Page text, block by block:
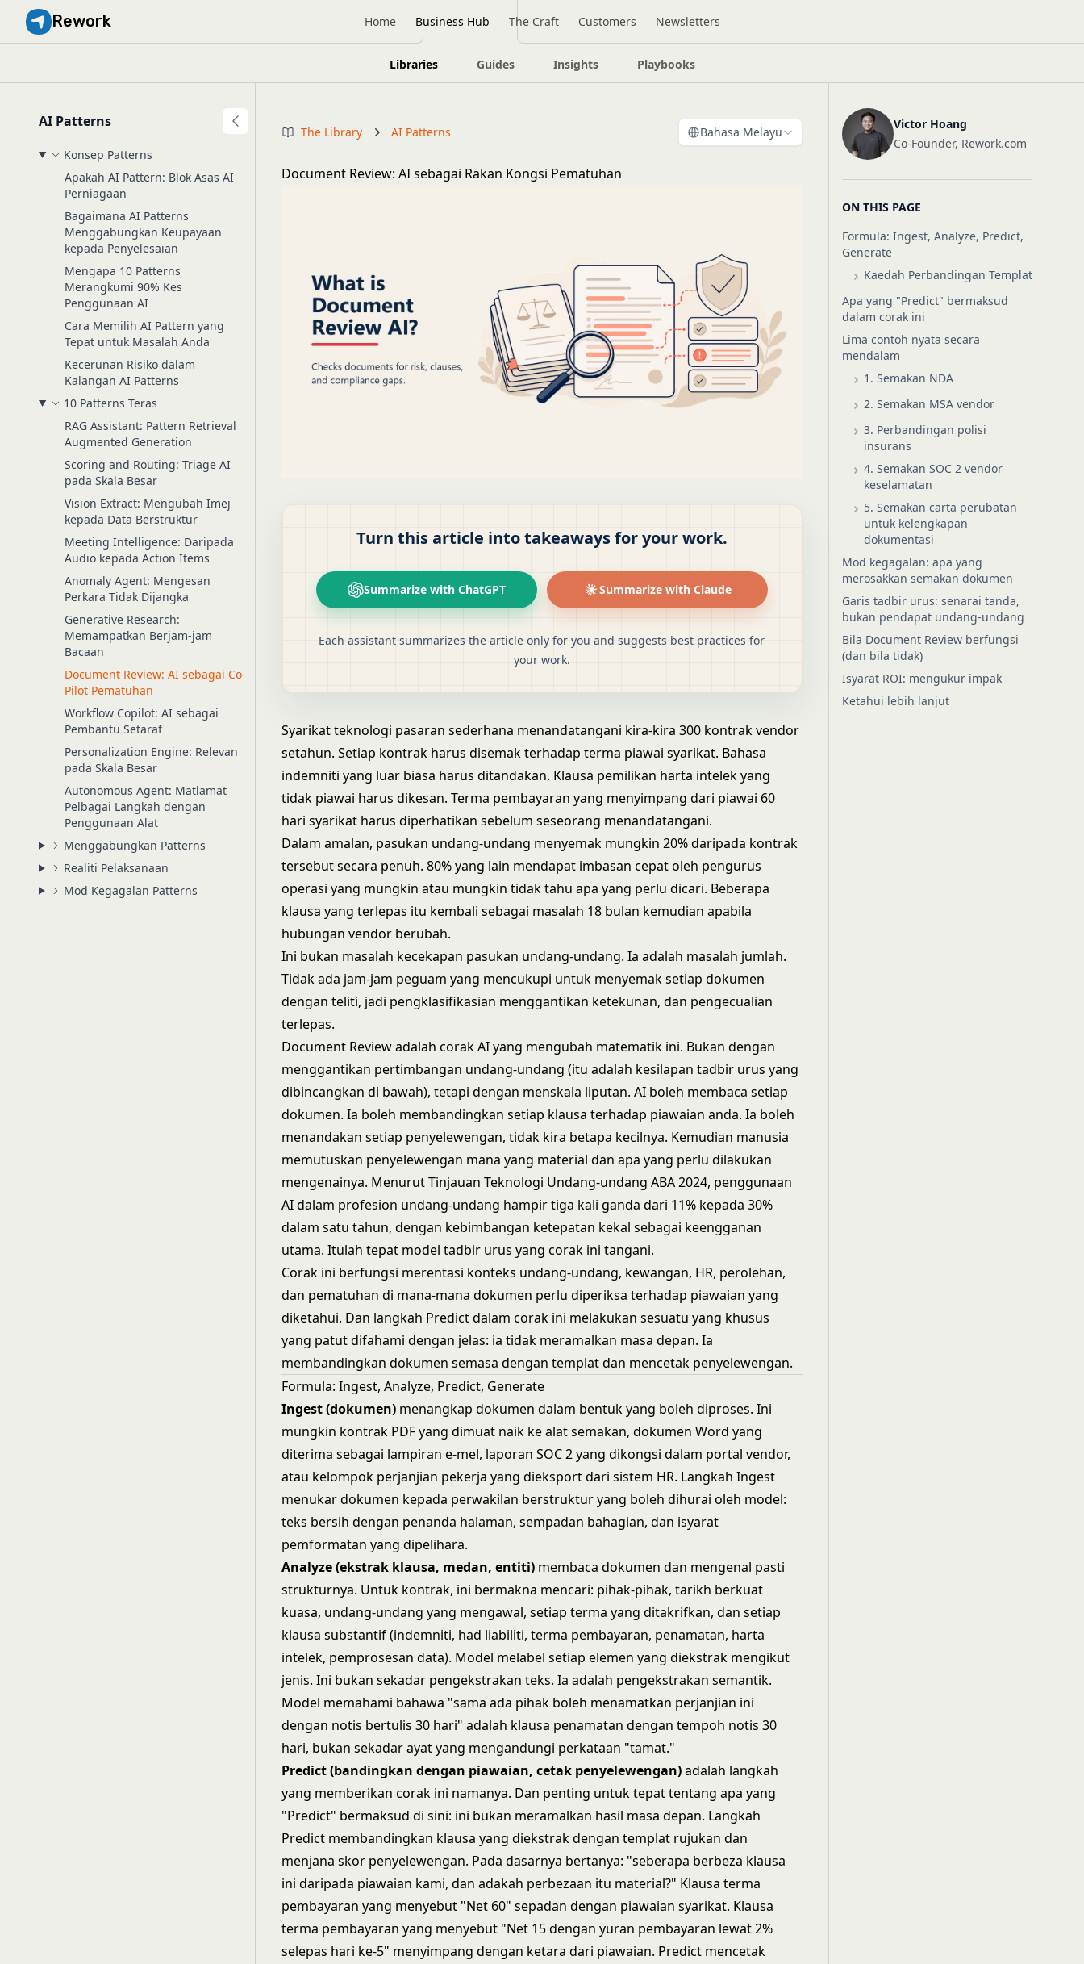
Rework Home Business Hub The Craft Customers Newsletters
Libraries Guides Insights Playbooks
AI Patterns
Konsep Patterns
Apakah AI Pattern: Blok Asas AI
Perniagaan
Bagaimana AI Patterns
Menggabungkan Keupayaan
kepada Penyelesaian
Mengapa 10 Patterns
Merangkumi 90% Kes
Penggunaan AI
Cara Memilih AI Pattern yang
Tepat untuk Masalah Anda
Kecerunan Risiko dalam
Kalangan AI Patterns
10 Patterns Teras
RAG Assistant: Pattern Retrieval
Augmented Generation
Scoring and Routing: Triage AI
pada Skala Besar
Vision Extract: Mengubah Imej
kepada Data Berstruktur
Meeting Intelligence: Daripada
Audio kepada Action Items
Anomaly Agent: Mengesan
Perkara Tidak Dijangka
Generative Research:
Memampatkan Berjam-jam
Bacaan
Document Review: AI sebagai Co-
Pilot Pematuhan
Workflow Copilot: AI sebagai
Pembantu Setaraf
Personalization Engine: Relevan
pada Skala Besar
Autonomous Agent: Matlamat
Pelbagai Langkah dengan
Penggunaan Alat
Menggabungkan Patterns
Realiti Pelaksanaan
Mod Kegagalan Patterns
The Library AI Patterns Bahasa Melayu
Document Review: AI sebagai Rakan Kongsi Pematuhan
Turn this article into takeaways for your work.
Summarize with ChatGPT Summarize with Claude
Each assistant summarizes the article only for you and suggests best practices for
your work.
Syarikat teknologi pasaran sederhana menandatangani kira-kira 300 kontrak vendor
setahun. Setiap kontrak harus disemak terhadap terma piawai syarikat. Bahasa
indemniti yang luar biasa harus ditandakan. Klausa pemilikan harta intelek yang
tidak piawai harus dikesan. Terma pembayaran yang menyimpang dari piawai 60
hari syarikat harus diperhatikan sebelum seseorang menandatangani.
Dalam amalan, pasukan undang-undang menyemak mungkin 20% daripada kontrak
tersebut secara penuh. 80% yang lain mendapat imbasan cepat oleh pengurus
operasi yang mungkin atau mungkin tidak tahu apa yang perlu dicari. Beberapa
klausa yang terlepas itu kembali sebagai masalah 18 bulan kemudian apabila
hubungan vendor berubah.
Ini bukan masalah kecekapan pasukan undang-undang. Ia adalah masalah jumlah.
Tidak ada jam-jam peguam yang mencukupi untuk menyemak setiap dokumen
dengan teliti, jadi pengklasifikasian menggantikan ketekunan, dan pengecualian
terlepas.
Document Review adalah corak AI yang mengubah matematik ini. Bukan dengan
menggantikan pertimbangan undang-undang (itu adalah kesilapan tadbir urus yang
dibincangkan di bawah), tetapi dengan menskala liputan. AI boleh membaca setiap
dokumen. Ia boleh membandingkan setiap klausa terhadap piawaian anda. Ia boleh
menandakan setiap penyelewengan, tidak kira betapa kecilnya. Kemudian manusia
memutuskan penyelewengan mana yang material dan apa yang perlu dilakukan
mengenainya. Menurut Tinjauan Teknologi Undang-undang ABA 2024, penggunaan
AI dalam profesion undang-undang hampir tiga kali ganda dari 11% kepada 30%
dalam satu tahun, dengan kebimbangan ketepatan kekal sebagai keengganan
utama. Itulah tepat model tadbir urus yang corak ini tangani.
Corak ini berfungsi merentasi konteks undang-undang, kewangan, HR, perolehan,
dan pematuhan di mana-mana dokumen perlu diperiksa terhadap piawaian yang
diketahui. Dan langkah Predict dalam corak ini melakukan sesuatu yang khusus
yang patut difahami dengan jelas: ia tidak meramalkan masa depan. Ia
membandingkan dokumen semasa dengan templat dan mencetak penyelewengan.
Formula: Ingest, Analyze, Predict, Generate
Ingest (dokumen) menangkap dokumen dalam bentuk yang boleh diproses. Ini
mungkin kontrak PDF yang dimuat naik ke alat semakan, dokumen Word yang
diterima sebagai lampiran e-mel, laporan SOC 2 yang dikongsi dalam portal vendor,
atau kelompok perjanjian pekerja yang dieksport dari sistem HR. Langkah Ingest
menukar dokumen kepada perwakilan berstruktur yang boleh dihurai oleh model:
teks bersih dengan penanda halaman, sempadan bahagian, dan isyarat
pemformatan yang dipelihara.
Analyze (ekstrak klausa, medan, entiti) membaca dokumen dan mengenal pasti
strukturnya. Untuk kontrak, ini bermakna mencari: pihak-pihak, tarikh berkuat
kuasa, undang-undang yang mengawal, setiap terma yang ditakrifkan, dan setiap
klausa substantif (indemniti, had liabiliti, terma pembayaran, penamatan, harta
intelek, pemprosesan data). Model melabel setiap elemen yang diekstrak mengikut
jenis. Ini bukan sekadar pengekstrakan teks. Ia adalah pengekstrakan semantik.
Model memahami bahawa "sama ada pihak boleh menamatkan perjanjian ini
dengan notis bertulis 30 hari" adalah klausa penamatan dengan tempoh notis 30
hari, bukan sekadar ayat yang mengandungi perkataan "tamat."
Predict (bandingkan dengan piawaian, cetak penyelewengan)adalah langkah
yang memberikan corak ini namanya. Dan penting untuk tepat tentang apa yang
"Predict" bermaksud di sini: ini bukan meramalkan hasil masa depan. Langkah
Predict membandingkan klausa yang diekstrak dengan templat rujukan dan
menjana skor penyelewengan. Pada dasarnya bertanya: "seberapa berbeza klausa
ini daripada piawaian kami, dan adakah perbezaan itu material?" Klausa terma
pembayaran yang menyebut "Net 60" sepadan dengan piawaian syarikat. Klausa
terma pembayaran yang menyebut "Net 15 dengan yuran pembayaran lewat 2%
selepas hari ke-5" menyimpang dengan ketara dari piawaian. Predict mencetak
Victor Hoang
Co-Founder, Rework.com
ON THIS PAGE
Formula: Ingest, Analyze, Predict,
Generate
Kaedah Perbandingan Templat
Apa yang "Predict" bermaksud
dalam corak ini
Lima contoh nyata secara
mendalam
1. Semakan NDA
2. Semakan MSA vendor
3. Perbandingan polisi
insurans
4. Semakan SOC 2 vendor
keselamatan
5. Semakan carta perubatan
untuk kelengkapan
dokumentasi
Mod kegagalan: apa yang
merosakkan semakan dokumen
Garis tadbir urus: senarai tanda,
bukan pendapat undang-undang
Bila Document Review berfungsi
(dan bila tidak)
Isyarat ROI: mengukur impak
Ketahui lebih lanjut